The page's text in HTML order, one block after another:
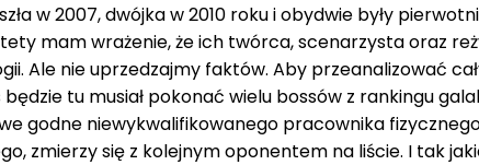
w 2007, dwójka w 2010 roku i obydwie były
mam wrażenie, że ich twórca, scenarzysta oraz
Ale nie uprzedzajmy faktów. Aby przeanalizować
tu musiał pokonać wielu bossów z rankingu
niewykwalifikowanego pracownika
zmierzy się z kolejnym oponentem na liście. I tak